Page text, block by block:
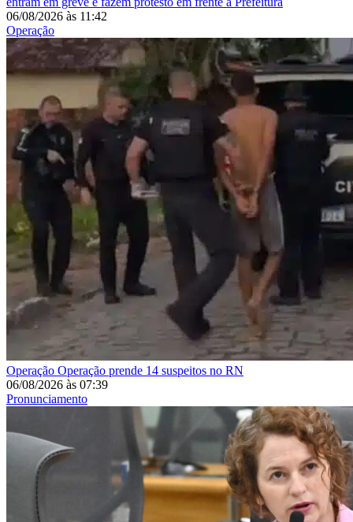
06/08/2026 às 11:42
Operação
Operação Operação prende 14 suspeitos no RN
06/08/2026 às 07:39
Pronunciamento